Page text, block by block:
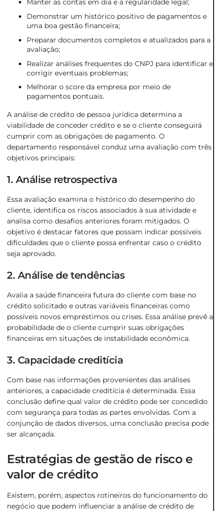
Manter as contas em dia e a regularidade legal;
Demonstrar um histórico positivo de pagamentos e
uma boa gestão financeira;
Preparar documentos completos e atualizados para a
avaliação;
Realizar análises frequentes do CNPJ para identificar e
corrigir eventuais problemas;
Melhorar o score da empresa por meio de
pagamentos pontuais.
A análise de crédito de pessoa jurídica determina a
viabilidade de conceder crédito e se o cliente conseguirá
cumprir com as obrigações de pagamento. O
departamento responsável conduz uma avaliação com três
objetivos principais:
1. Análise retrospectiva
Essa avaliação examina o histórico do desempenho do
cliente, identifica os riscos associados à sua atividade e
analisa como desafios anteriores foram mitigados. O
objetivo é destacar fatores que possam indicar possíveis
dificuldades que o cliente possa enfrentar caso o crédito
seja aprovado.
2. Análise de tendências
Avalia a saúde financeira futura do cliente com base no
crédito solicitado e outras variáveis financeiras como
possíveis novos empréstimos ou crises. Essa análise prevê a
probabilidade de o cliente cumprir suas obrigações
financeiras em situações de instabilidade econômica.
3. Capacidade creditícia
Com base nas informações provenientes das análises
anteriores, a capacidade creditícia é determinada. Essa
conclusão define qual valor de crédito pode ser concedido
com segurança para todas as partes envolvidas. Com a
conjunção de dados diversos, uma conclusão precisa pode
ser alcançada.
Estratégias de gestão de risco e
valor de crédito
Existem, porém, aspectos rotineiros do funcionamento do
negócio que podem influenciar a análise de crédito de